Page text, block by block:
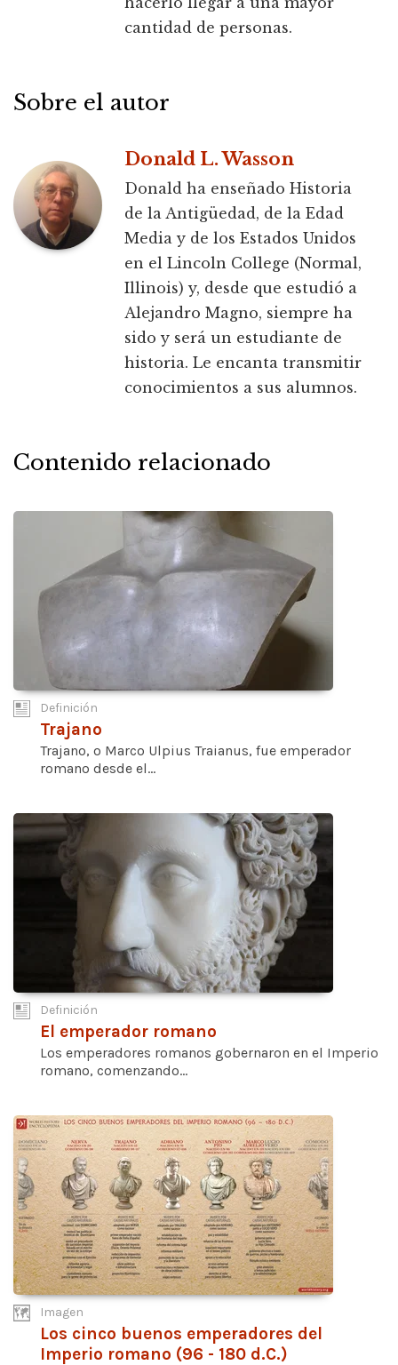
cantidad de personas.
Sobre el autor
Donald L. Wasson
Donald ha enseñado Historia
de la Antigüedad, de la Edad
Media y de los Estados Unidos
en el Lincoln College (Normal,
Illinois) y, desde que estudió a
Alejandro Magno, siempre ha
sido y será un estudiante de
historia. Le encanta transmitir
conocimientos a sus alumnos.
Contenido relacionado
Definición
Trajano
Trajano, o Marco Ulpius Traianus, fue emperador
romano desde el...
Definición
El emperador romano
Los emperadores romanos gobernaron en el Imperio
romano, comenzando...
Imagen
Los cinco buenos emperadores del
Imperio romano (96 - 180 d.C.)